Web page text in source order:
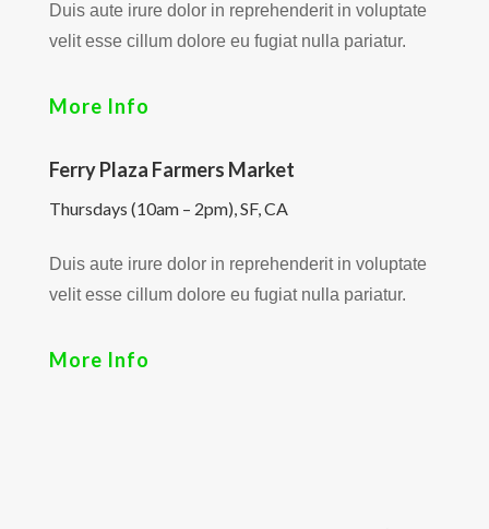
Duis aute irure dolor in reprehenderit in voluptate
velit esse cillum dolore eu fugiat nulla pariatur.
More Info
Ferry Plaza Farmers Market
Thursdays (10am – 2pm), SF, CA
Duis aute irure dolor in reprehenderit in voluptate
velit esse cillum dolore eu fugiat nulla pariatur.
More Info